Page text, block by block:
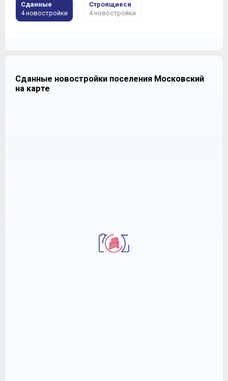
Сданные
4 новостройки
Строящиеся
4 новостройки
Сданные новостройки поселения Московский
на карте